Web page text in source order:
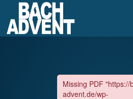
Weiter zum Inhalt
Weiter zum Fuß der Seite